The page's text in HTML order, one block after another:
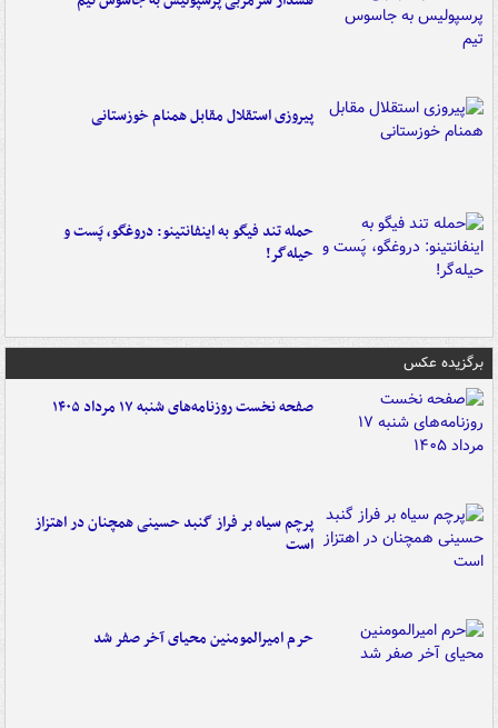
پیروزی استقلال مقابل همنام خوزستانی
حمله تند فیگو به اینفانتینو: دروغگو، پَست‌ و
حیله‌گر!
برگزیده عکس
صفحه نخست روزنامه‌های شنبه ۱۷ مرداد ۱۴۰۵
پرچم سیاه بر فراز گنبد حسینی همچنان در اهتزاز
است
حرم امیرالمومنین محیای آخر صفر شد